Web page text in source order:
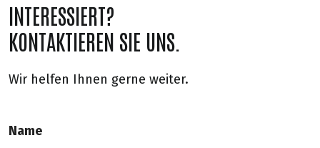
INTERESSIERT?
KONTAKTIEREN SIE UNS.
Wir helfen Ihnen gerne weiter.
Name